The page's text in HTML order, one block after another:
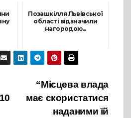
Позашкілля Львівської
області відзначили
нагородою...
23 Вересня, 2021
“Місцева влада
має скористатися
наданими їй